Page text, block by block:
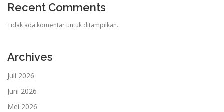
Recent Comments
Tidak ada komentar untuk ditampilkan.
Archives
Juli 2026
Juni 2026
Mei 2026